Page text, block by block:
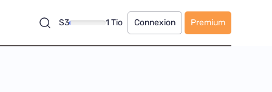
S3 1 Tio Connexion Premium